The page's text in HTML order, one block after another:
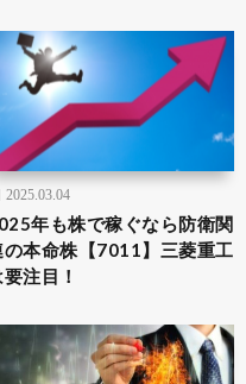
2025.03.04
年も株で稼ぐなら防衛関
の本命株【7011】三菱重工
要注目！